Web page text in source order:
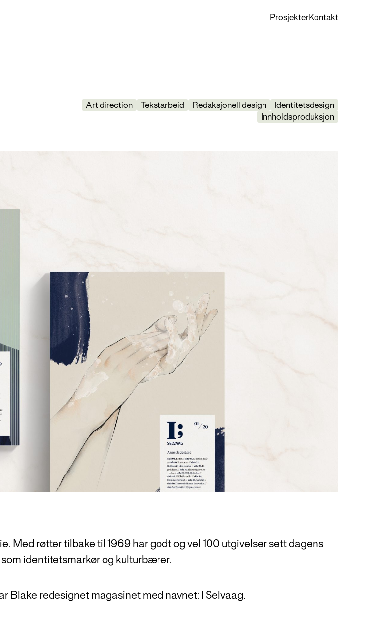
ProsjekterKontakt
Art direction Tekstarbeid Redaksjonell design
Identitetsdesign
Innholdsproduksjon
Med røtter tilbake til 1969 har godt og vel 100 utgivelser sett dagens
identitetsmarkør og kulturbærer.
Blake redesignet magasinet med navnet: I Selvaag.